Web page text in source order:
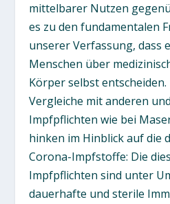
mittelbarer Nutzen
es zu den fundamentalen
unserer Verfassung, dass
Menschen über
Körper selbst entscheiden.
Vergleiche mit anderen
Impfpflichten wie bei
hinken im Hinblick auf die
Corona-Impfstoffe: Die
Impfpflichten sind unter
dauerhafte und sterile